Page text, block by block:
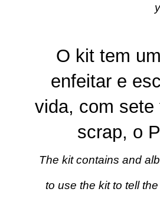
O kit tem
enfeitar e
vida, com
scrap, o
The kit contains and
to use the kit to tell